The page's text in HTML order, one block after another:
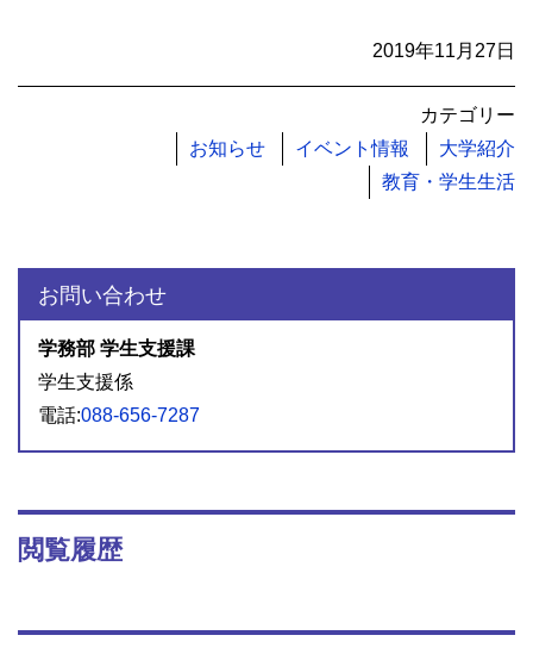
2019年11月27日
カテゴリー
お知らせ
イベント情報
大学紹介
教育・学生生活
お問い合わせ
学務部 学生支援課
学生支援係
電話:088-656-7287
閲覧履歴